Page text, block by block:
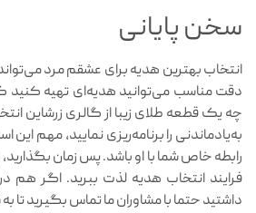
سخن پایانی
انتخاب بهترین هدیه برای عشقم مرد
دقت مناسب می‌توانید هدیه‌ای تهیه کنید
چه یک قطعه طلای زیبا از گالری زرشاین
به‌یادماندنی را برنامه‌ریزی نمایید، مهم این
رابطه خاص شما با او باشد. پس زمان
فرایند انتخاب هدیه لذت ببرید. اگر هم
داشتید حتما با مشاوران ما تماس بگیرید